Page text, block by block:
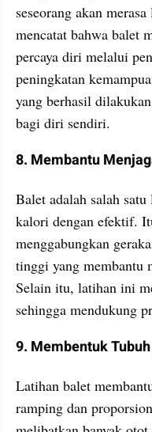
seseorang akan
mencatat bahwa balet
percaya diri melalui
peningkatan
yang berhasil
bagi diri sendiri.
8. Membantu
Balet adalah salah
kalori dengan efektif.
menggabungkan
tinggi yang membantu
Selain itu, latihan ini
sehingga mendukung
9. Membentuk
Latihan balet
ramping dan